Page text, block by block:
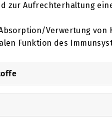
zur Aufrechterhaltung
Verwertung von
Funktion des